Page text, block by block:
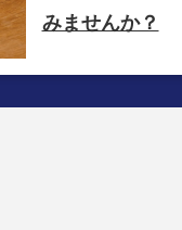
みませんか？